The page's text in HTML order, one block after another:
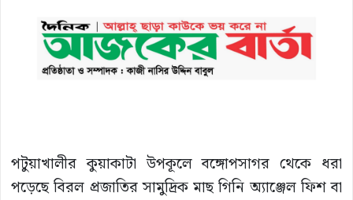
পটুয়াখালীর কুয়াকাটা উপকূলে বঙ্গোপসাগর থেকে ধরা
পড়েছে বিরল প্রজাতির সামুদ্রিক মাছ গিনি অ্যাঞ্জেল ফিশ বা